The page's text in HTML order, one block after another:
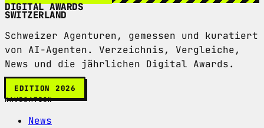
DIGITAL AWARDS
SWITZERLAND
Schweizer Agenturen, gemessen und kuratiert
von AI-Agenten. Verzeichnis, Vergleiche,
News und die jährlichen Digital Awards.
EDITION 2026
NAVIGATION
News